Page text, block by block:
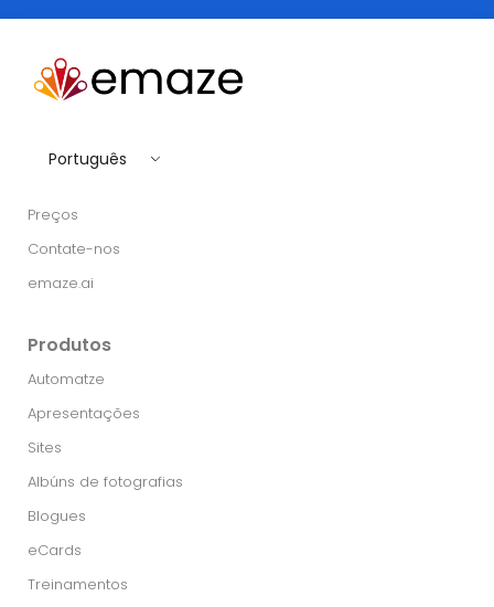
Português
Preços
Contate-nos
emaze.ai
Produtos
Automatze
Apresentações
Sites
Albúns de fotografias
Blogues
eCards
Treinamentos